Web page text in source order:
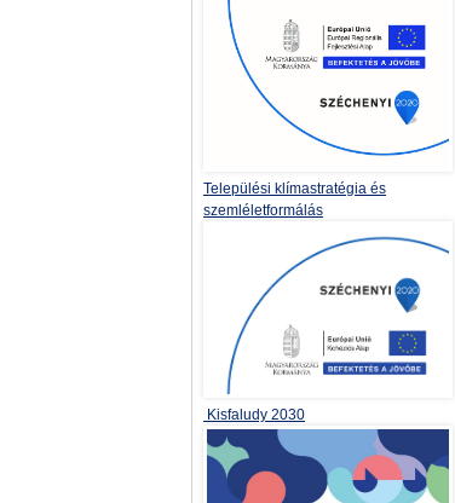
Települési klímastratégia és
szemléletformálás
Kisfaludy 2030